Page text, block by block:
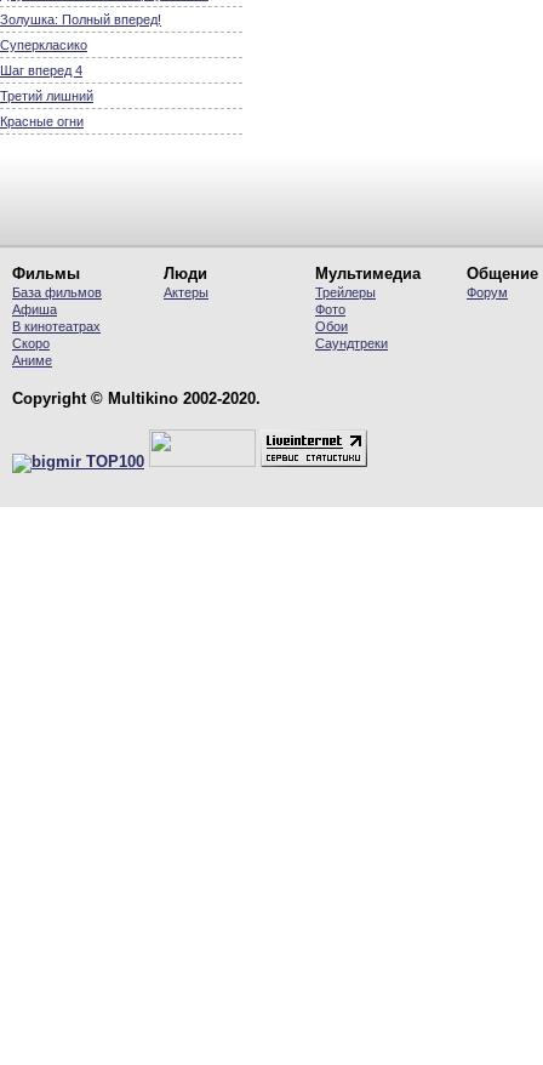
Золушка: Полный вперед!
Суперкласико
Шаг вперед 4
Третий лишний
Красные огни
Фильмы
База фильмов
Афиша
В кинотеатрах
Скоро
Аниме
Люди
Актеры
Мультимедиа
Трейлеры
Фото
Обои
Саундтреки
Общение
Форум
Copyright © Multikino 2002-2020.